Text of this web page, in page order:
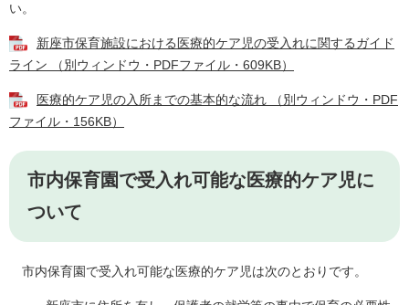
い。
新座市保育施設における医療的ケア児の受入れに関するガイド
ライン （別ウィンドウ・PDFファイル・609KB）
医療的ケア児の入所までの基本的な流れ （別ウィンドウ・PDF
ファイル・156KB）
市内保育園で受入れ可能な医療的ケア児に
ついて
市内保育園で受入れ可能な医療的ケア児は次のとおりです。